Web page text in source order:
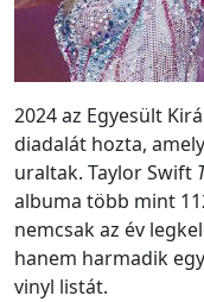
2024 az Egyesült
diadalát hozta,
uraltak. Taylor Swift
albuma több mint
nemcsak az év
hanem harmadik
vinyl listát.